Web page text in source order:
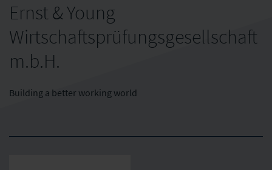
Ernst & Young
Wirtschaftsprüfungsgesellschaft
m.b.H.
Building a better working world